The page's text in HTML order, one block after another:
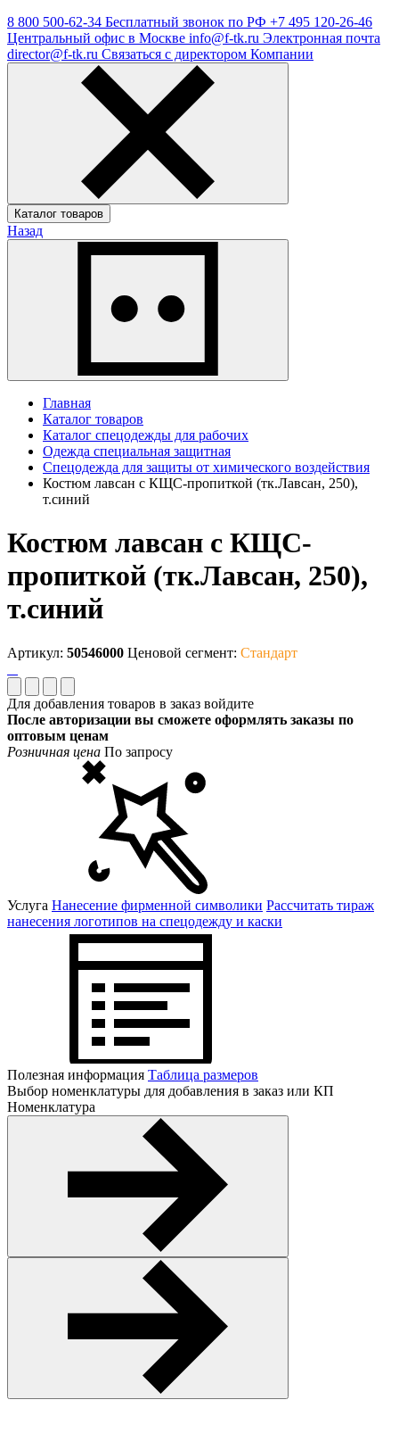
8 800 500-62-34 Бесплатный звонок по РФ +7 495 120-26-46
Центральный офис в Москве info@f-tk.ru Электронная почта
director@f-tk.ru Связаться с директором Компании
Каталог товаров
Назад
Главная
Каталог товаров
Каталог спецодежды для рабочих
Одежда специальная защитная
Спецодежда для защиты от химического воздействия
Костюм лавсан с КЩС-пропиткой (тк.Лавсан, 250),
т.синий
Костюм лавсан с КЩС-
пропиткой (тк.Лавсан, 250),
т.синий
Артикул: 50546000 Ценовой сегмент: Стандарт
Для добавления товаров в заказ войдите
После авторизации вы сможете оформлять заказы по
оптовым ценам
Розничная цена По запросу
Услуга Нанесение фирменной символики Рассчитать тираж
нанесения логотипов на спецодежду и каски
Полезная информация Таблица размеров
Выбор номенклатуры для добавления в заказ или КП
Номенклатура